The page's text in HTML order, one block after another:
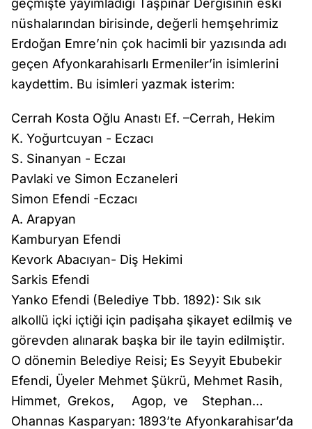
geçmişte yayımladığı Taşpınar Dergisinin eski
nüshalarından birisinde, değerli hemşehrimiz
Erdoğan Emre’nin çok hacimli bir yazısında adı
geçen Afyonkarahisarlı Ermeniler’in isimlerini
kaydettim. Bu isimleri yazmak isterim:
Cerrah Kosta Oğlu Anastı Ef. –Cerrah, Hekim
K. Yoğurtcuyan - Eczacı
S. Sinanyan - Eczaı
Pavlaki ve Simon Eczaneleri
Simon Efendi -Eczacı
A. Arapyan
Kamburyan Efendi
Kevork Abacıyan- Diş Hekimi
Sarkis Efendi
Yanko Efendi (Belediye Tbb. 1892): Sık sık
alkollü içki içtiği için padişaha şikayet edilmiş ve
görevden alınarak başka bir ile tayin edilmiştir.
O dönemin Belediye Reisi; Es Seyyit Ebubekir
Efendi, Üyeler Mehmet Şükrü, Mehmet Rasih,
Himmet, Grekos, Agop, ve Stephan…
Ohannas Kasparyan: 1893’te Afyonkarahisar’da